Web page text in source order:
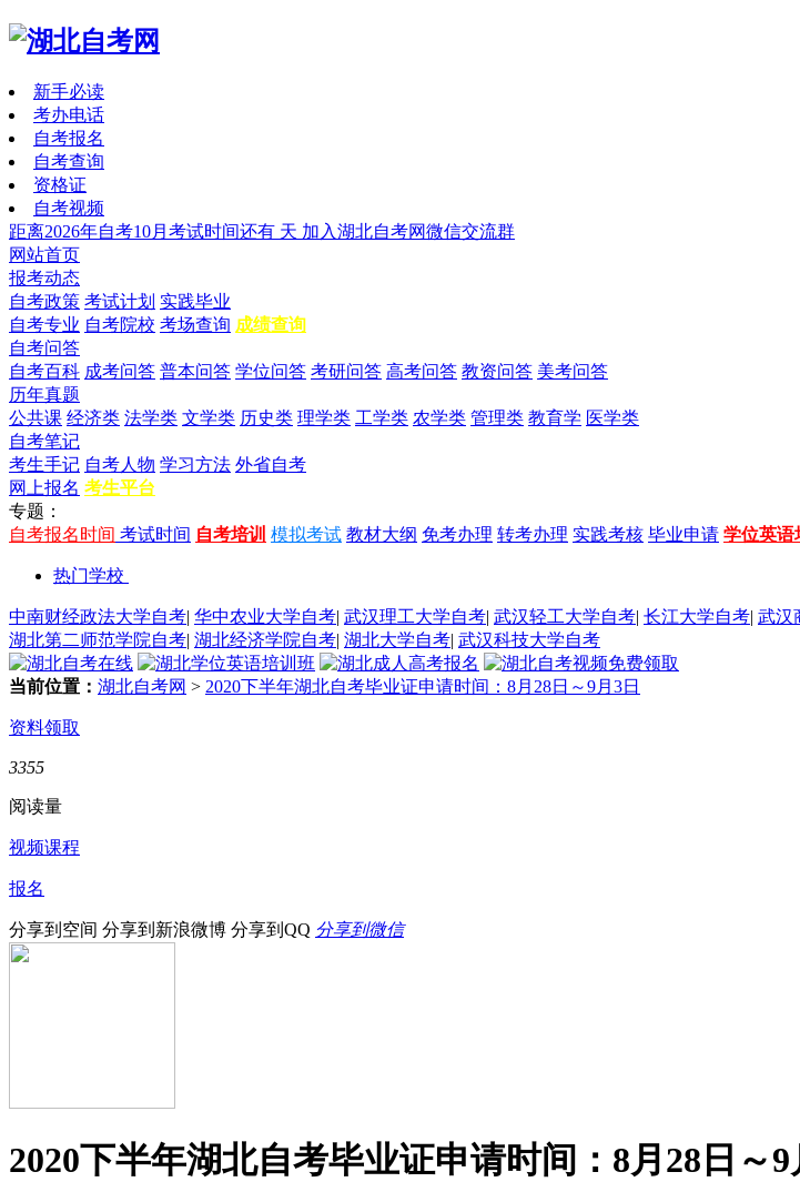
新手必读
考办电话
自考报名
自考查询
资格证
自考视频
距离2026年自考10月考试时间还有 天 加入湖北自考网微信交流群
网站首页
报考动态
自考政策 考试计划 实践毕业
自考专业 自考院校 考场查询 成绩查询
自考问答
自考百科 成考问答 普本问答 学位问答 考研问答 高考问答 教资问答 美考问答
历年真题
公共课 经济类 法学类 文学类 历史类 理学类 工学类 农学类 管理类 教育学 医学类
自考笔记
考生手记 自考人物 学习方法 外省自考
网上报名 考生平台
专题：
自考报名时间 考试时间 自考培训 模拟考试 教材大纲 免考办理 转考办理 实践考核 毕业申请 学位英语
热门学校
中南财经政法大学自考| 华中农业大学自考| 武汉理工大学自考| 武汉轻工大学自考| 长江大学自考| 武汉
湖北第二师范学院自考| 湖北经济学院自考| 湖北大学自考| 武汉科技大学自考
当前位置： 湖北自考网 > 2020下半年湖北自考毕业证申请时间：8月28日～9月3日
资料领取
3355
阅读量
视频课程
报名
分享到空间 分享到新浪微博 分享到QQ 分享到微信
2020下半年湖北自考毕业证申请时间：8月28日～9